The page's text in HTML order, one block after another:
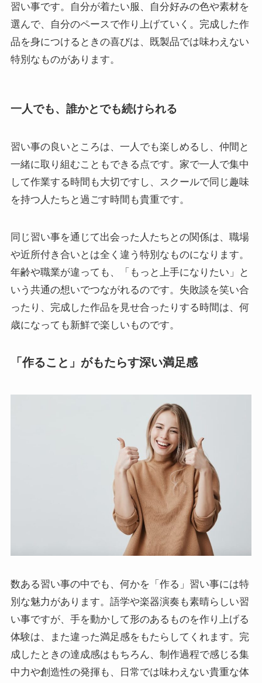
習い事です。自分が着たい服、自分好みの色や素材を
選んで、自分のペースで作り上げていく。完成した作
品を身につけるときの喜びは、既製品では味わえない
特別なものがあります。
一人でも、誰かとでも続けられる
習い事の良いところは、一人でも楽しめるし、仲間と
一緒に取り組むこともできる点です。家で一人で集中
して作業する時間も大切ですし、スクールで同じ趣味
を持つ人たちと過ごす時間も貴重です。
同じ習い事を通じて出会った人たちとの関係は、職場
や近所付き合いとは全く違う特別なものになります。
年齢や職業が違っても、「もっと上手になりたい」と
いう共通の想いでつながれるのです。失敗談を笑い合
ったり、完成した作品を見せ合ったりする時間は、何
歳になっても新鮮で楽しいものです。
「作ること」がもたらす深い満足感
数ある習い事の中でも、何かを「作る」習い事には特
別な魅力があります。語学や楽器演奏も素晴らしい習
い事ですが、手を動かして形のあるものを作り上げる
体験は、また違った満足感をもたらしてくれます。完
成したときの達成感はもちろん、制作過程で感じる集
中力や創造性の発揮も、日常では味わえない貴重な体